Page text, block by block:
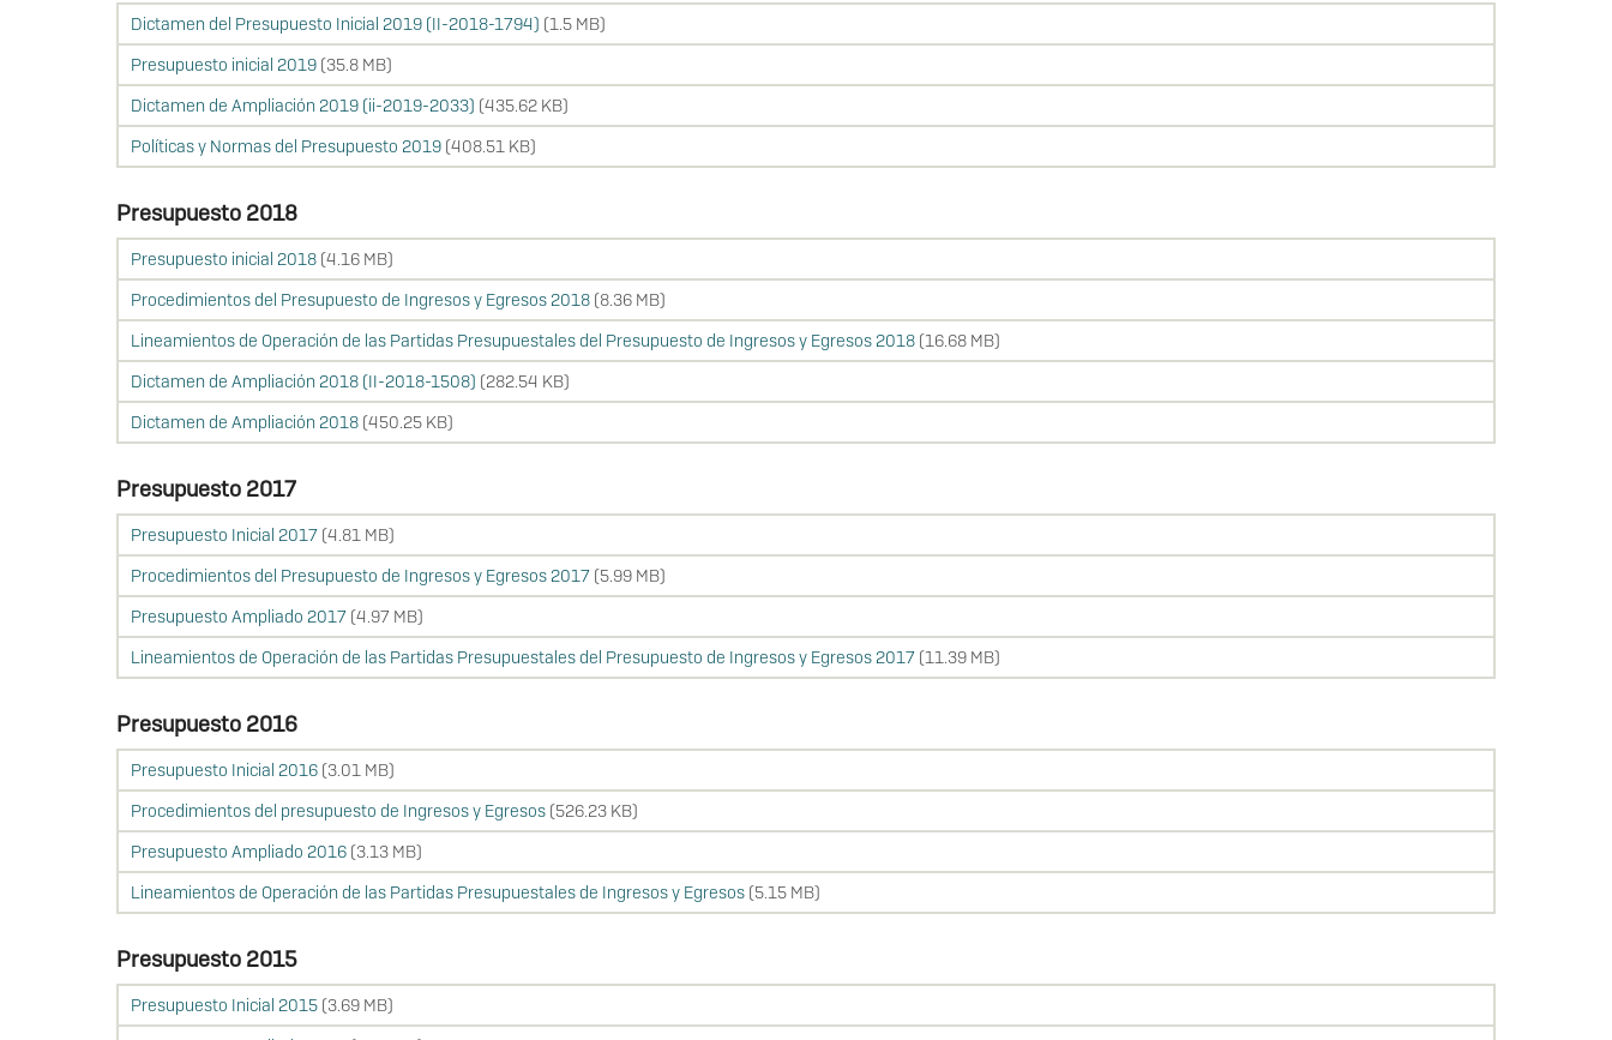
Dictamen del Presupuesto Inicial 2019 (II-2018-1794) (1.5 MB)
Presupuesto inicial 2019 (35.8 MB)
Dictamen de Ampliación 2019 (ii-2019-2033) (435.62 KB)
Políticas y Normas del Presupuesto 2019 (408.51 KB)
Presupuesto 2018
Presupuesto inicial 2018 (4.16 MB)
Procedimientos del Presupuesto de Ingresos y Egresos 2018 (8.36 MB)
Lineamientos de Operación de las Partidas Presupuestales del Presupuesto de Ingresos y Egresos 2018 (16.68 MB)
Dictamen de Ampliación 2018 (II-2018-1508) (282.54 KB)
Dictamen de Ampliación 2018 (450.25 KB)
Presupuesto 2017
Presupuesto Inicial 2017 (4.81 MB)
Procedimientos del Presupuesto de Ingresos y Egresos 2017 (5.99 MB)
Presupuesto Ampliado 2017 (4.97 MB)
Lineamientos de Operación de las Partidas Presupuestales del Presupuesto de Ingresos y Egresos 2017 (11.39 MB)
Presupuesto 2016
Presupuesto Inicial 2016 (3.01 MB)
Procedimientos del presupuesto de Ingresos y Egresos (526.23 KB)
Presupuesto Ampliado 2016 (3.13 MB)
Lineamientos de Operación de las Partidas Presupuestales de Ingresos y Egresos (5.15 MB)
Presupuesto 2015
Presupuesto Inicial 2015 (3.69 MB)